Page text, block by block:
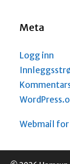
Meta
Logg inn
Webmail